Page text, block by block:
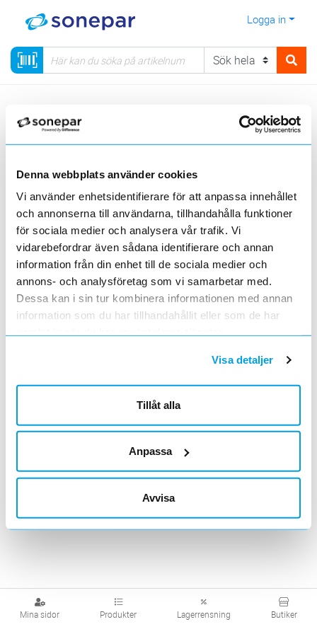
Denna webbplats använder cookies
Vi använder enhetsidentifierare för att anpassa innehållet
och annonserna till användarna, tillhandahålla funktioner
för sociala medier och analysera vår trafik. Vi
vidarebefordrar även sådana identifierare och annan
information från din enhet till de sociala medier och
annons- och analysföretag som vi samarbetar med.
Dessa kan i sin tur kombinera informationen med annan
information som du har tillhandahållit eller som de har
samlat in när du har använt deras tjänster.
Visa detaljer
Tillåt alla
Anpassa
Avvisa
Logga in
Mina sidor Produkter Lagerrensning Butiker
Nödbelysningsarmaturer Anvisningsarmatur Handstrålkastare
Batterier
skyltar
Tillbehör
Visa produkter från alla underliggande kategorier